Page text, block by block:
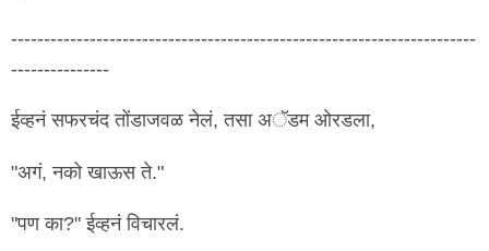
-----------------------------------------------------------------------
---------------
ईव्हनं सफरचंद तोंडाजवळ नेलं, तसा अॅडम ओरडला,
"अगं, नको खाऊस ते."
"पण का?" ईव्हनं विचारलं.